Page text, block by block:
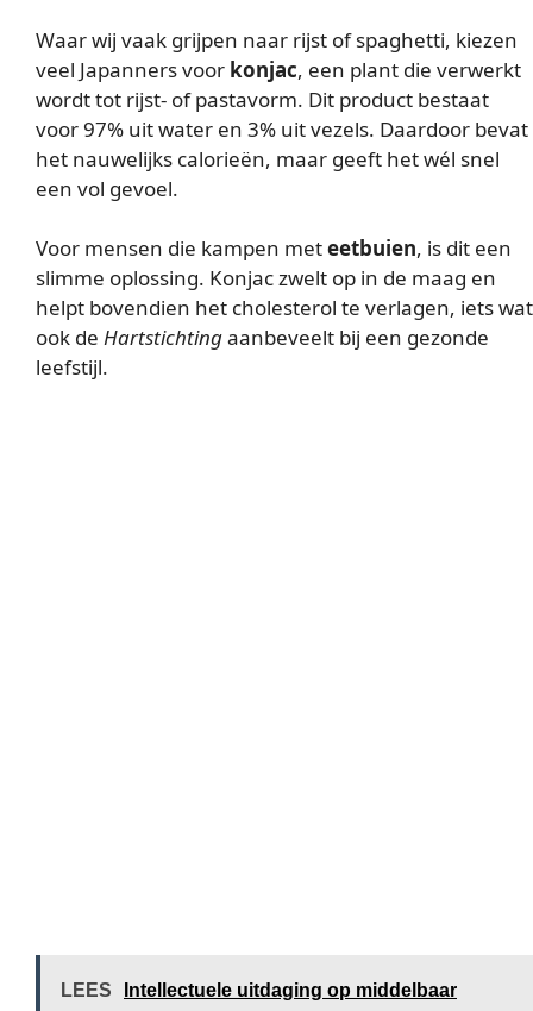
Waar wij vaak grijpen naar rijst of spaghetti, kiezen
veel Japanners voor konjac, een plant die verwerkt
wordt tot rijst- of pastavorm. Dit product bestaat
voor 97% uit water en 3% uit vezels. Daardoor bevat
het nauwelijks calorieën, maar geeft het wél snel
een vol gevoel.
Voor mensen die kampen meteetbuien, is dit een
slimme oplossing. Konjac zwelt op in de maag en
helpt bovendien het cholesterol te verlagen, iets wat
ook de Hartstichtingaanbeveelt bij een gezonde
leefstijl.
LEES
Intellectuele uitdaging op middelbaar